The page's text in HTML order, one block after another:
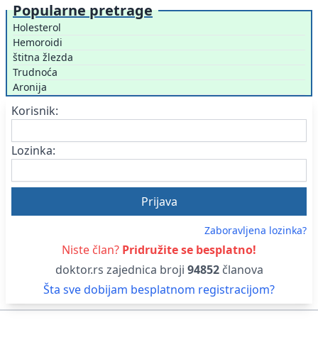
Popularne pretrage
Holesterol
Hemoroidi
štitna žlezda
Trudnoća
Aronija
Korisnik:
Lozinka:
Zaboravljena lozinka?
Niste član? Pridružite se besplatno!
doktor.rs zajednica broji 94852članova
Šta sve dobijam besplatnom registracijom?